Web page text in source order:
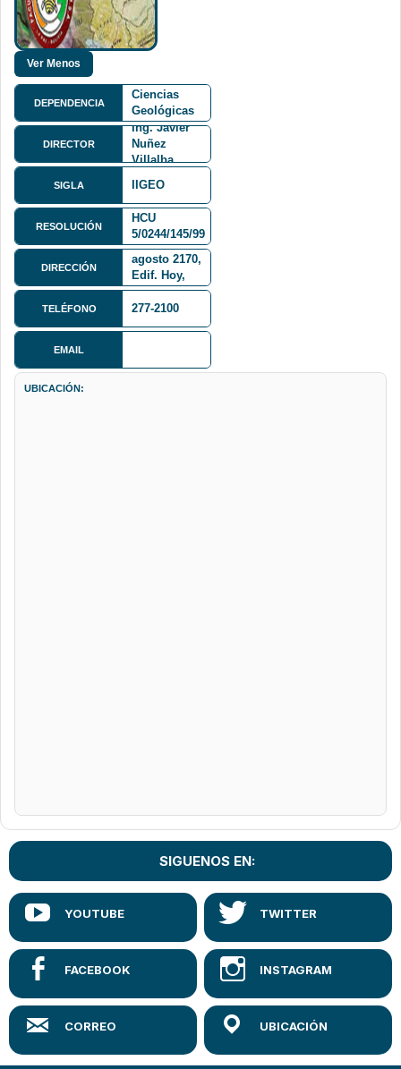
DEPENDENCIA
Ciencias
Geológicas
FCG
DIRECTOR
Ing. Javier
Nuñez
Villalba
SIGLA IIGEO
RESOLUCIÓN
HCU
5/0244/145/99
DIRECCIÓN
Av. 6 de
agosto 2170,
Edif. Hoy,
Piso 4
TELÉFONO 277-2100
EMAIL
UBICACIÓN:
SIGUENOS EN: